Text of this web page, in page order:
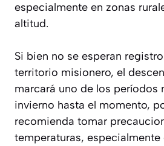
especialmente en zonas
altitud.
Si bien no se esperan
territorio misionero, el
marcará uno de los períodos
invierno hasta el momento,
recomienda tomar
temperaturas, especialmente